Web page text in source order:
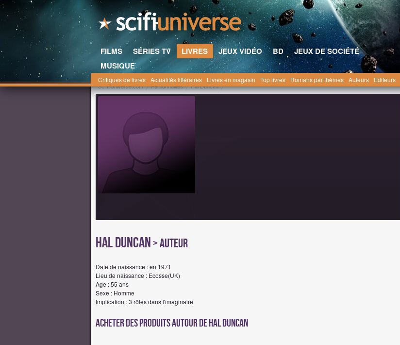
FILMS SÉRIES TV LIVRES JEUX VIDÉO BD
JEUX DE SOCIÉTÉ
MUSIQUE
Critiques de livres Actualités littéraires Livres en magasin Top livres Romans par thèmes Auteurs Editeurs
Scifi-Universe.com Personnalités Hal Duncan
Hal Duncan > Auteur
Date de naissance : en 1971
Lieu de naissance : Ecosse(UK)
Age : 55 ans
Sexe : Homme
Implication : 3 rôles dans l'imaginaire
Acheter des produits autour de Hal Duncan